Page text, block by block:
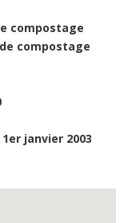
compostage
compostage
janvier 2003